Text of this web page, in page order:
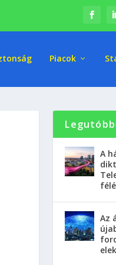
Piacok
A
Az